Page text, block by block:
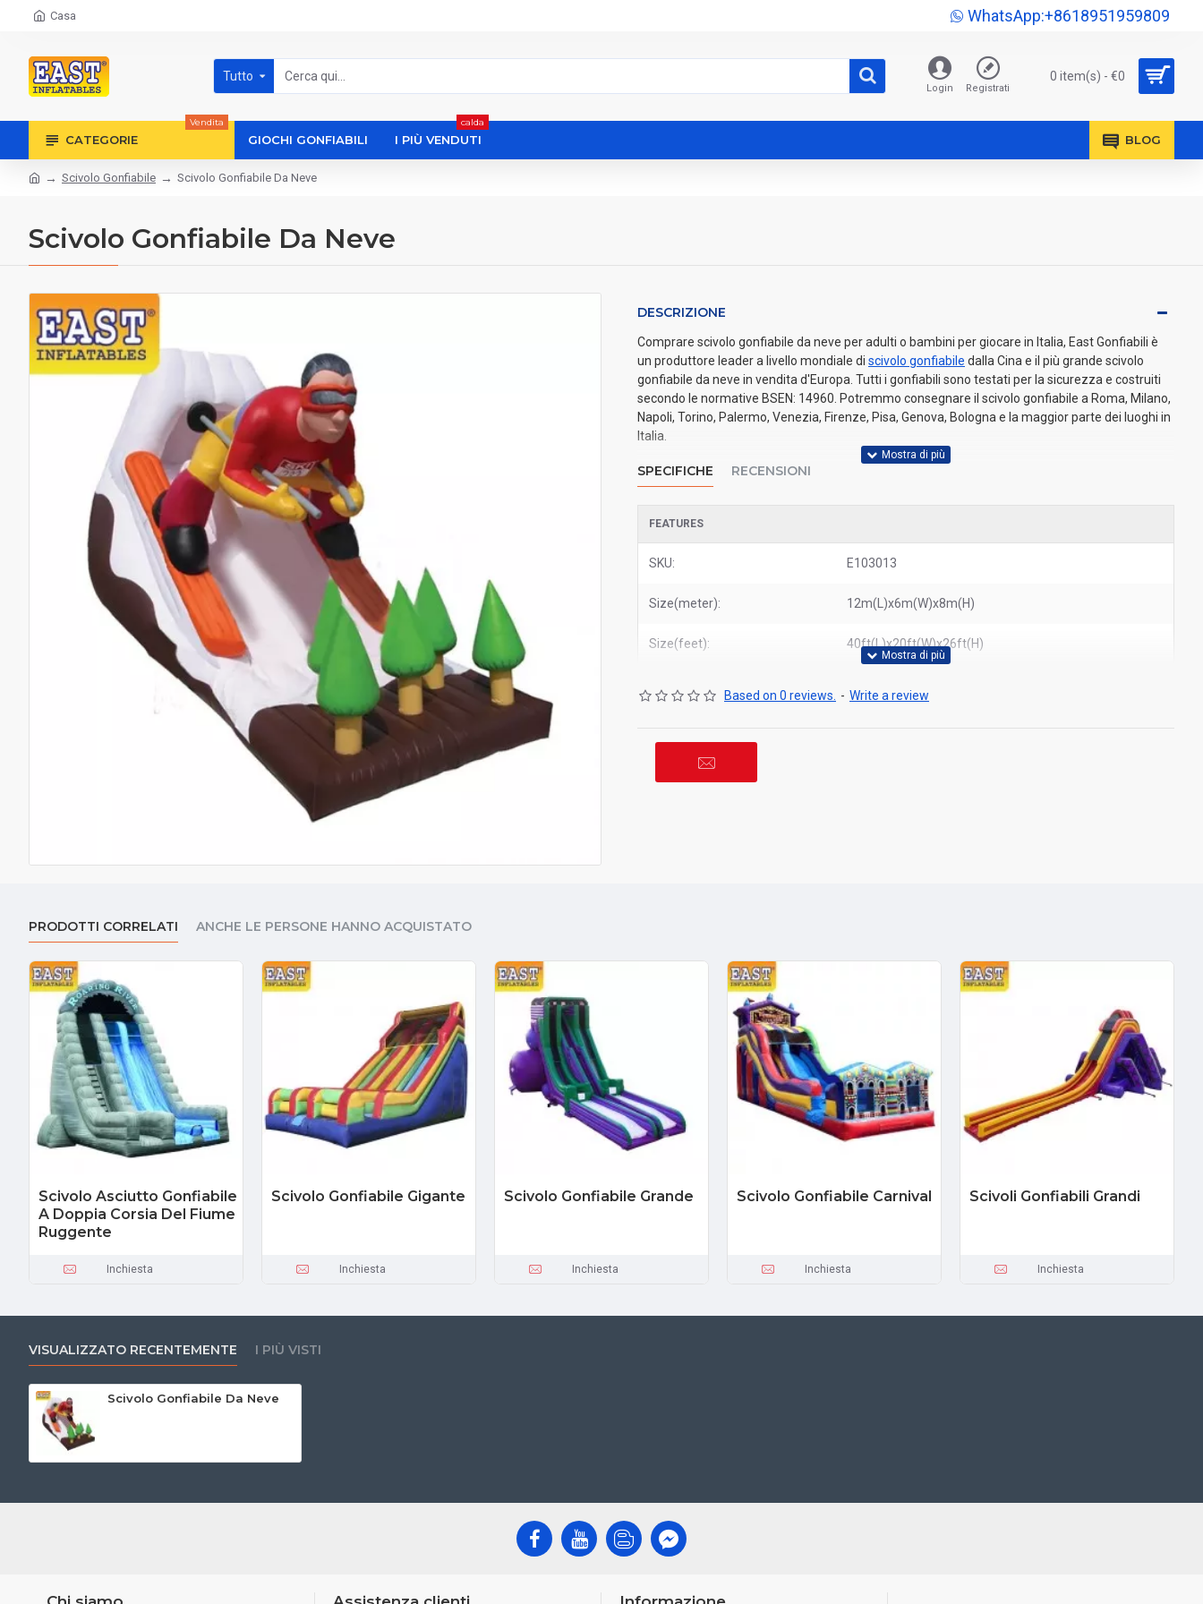
Casa WhatsApp:+8618951959809
Tutto
Login Registrati
0 item(s) - €0
CATEGORIE
Vendita
GIOCHI GONFIABILI I PIÙ VENDUTI
calda
BLOG
Scivolo Gonfiabile Scivolo Gonfiabile Da Neve
Scivolo Gonfiabile Da Neve
DESCRIZIONE
Comprare scivolo gonfiabile da neve per adulti o bambini per giocare in Italia, East Gonfiabili è
un produttore leader a livello mondiale di scivolo gonfiabile dalla Cina e il più grande scivolo
gonfiabile da neve in vendita d'Europa. Tutti i gonfiabili sono testati per la sicurezza e costruiti
secondo le normative BSEN: 14960. Potremmo consegnare il scivolo gonfiabile a Roma, Milano,
Napoli, Torino, Palermo, Venezia, Firenze, Pisa, Genova, Bologna e la maggior parte dei luoghi in
Italia.
SPECIFICHE RECENSIONI
FEATURES
SKU: E103013
Size(meter): 12m(L)x6m(W)x8m(H)
Size(feet): 40ft(L)x20ft(W)x26ft(H)
Based on 0 reviews. - Write a review
PRODOTTI CORRELATI ANCHE LE PERSONE HANNO ACQUISTATO
Scivolo Asciutto Gonfiabile
A Doppia Corsia Del Fiume
Ruggente
Inchiesta
Scivolo Gonfiabile Gigante
Inchiesta
Scivolo Gonfiabile Grande
Inchiesta
Scivolo Gonfiabile Carnival
Inchiesta
Scivoli Gonfiabili Grandi
Inchiesta
VISUALIZZATO RECENTEMENTE I PIÙ VISTI
Scivolo Gonfiabile Da Neve